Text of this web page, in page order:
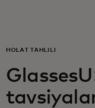
Biznes uchun
Butun dunyo
HOLAT TAHLILI